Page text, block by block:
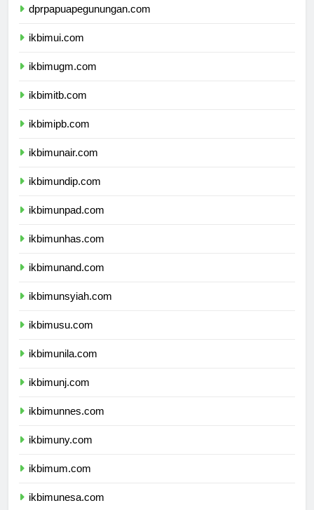
dprpapuapegunungan.com
ikbimui.com
ikbimugm.com
ikbimitb.com
ikbimipb.com
ikbimunair.com
ikbimundip.com
ikbimunpad.com
ikbimunhas.com
ikbimunand.com
ikbimunsyiah.com
ikbimusu.com
ikbimunila.com
ikbimunj.com
ikbimunnes.com
ikbimuny.com
ikbimum.com
ikbimunesa.com